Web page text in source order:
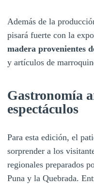
Además de la
pisará fuerte con la
madera provenientes
y artículos de
Gastronomía
espectáculos
Para esta edición, el
sorprender a los
regionales preparados
Puna y la Quebrada.